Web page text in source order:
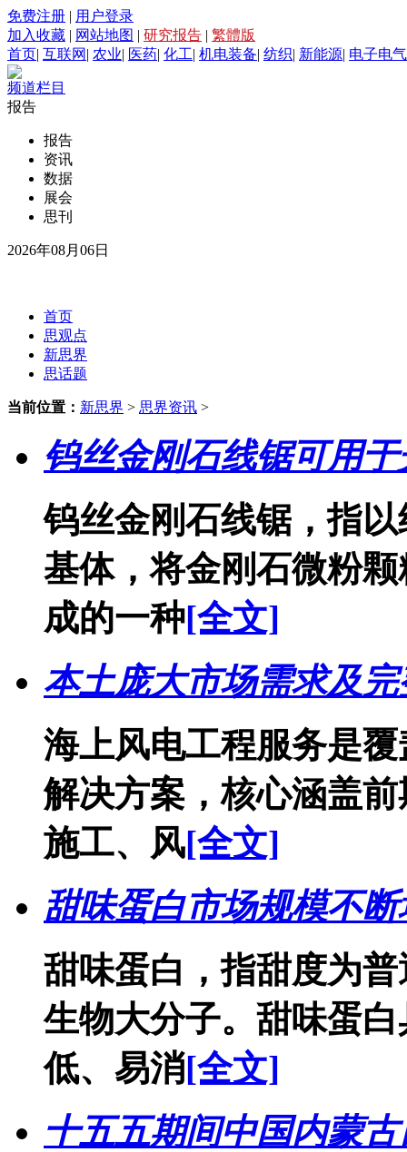
免费注册 | 用户登录
加入收藏 | 网站地图 | 研究报告 | 繁體版
首页| 互联网 | 农业| 医药| 化工| 机电装备| 纺织| 新能源| 电子电气
频道栏目
报告
报告
资讯
数据
展会
思刊
2026年08月06日
首页
思观点
新思界
思话题
当前位置： 新思界 > 思界资讯 >
钨丝金刚石线锯可用
钨丝金刚石线锯，指
基体，将金刚石微粉
成的一种[全文]
本土庞大市场需求及
海上风电工程服务是
解决方案，核心涵盖
施工、风[全文]
甜味蛋白市场规模不
甜味蛋白，指甜度为
生物大分子。甜味蛋
低、易消[全文]
十五五期间中国内蒙